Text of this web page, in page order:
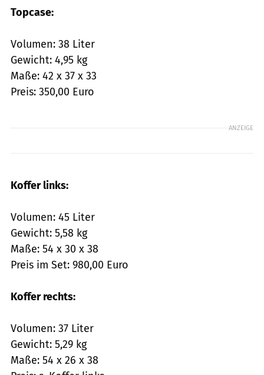
Topcase:
Volumen: 38 Liter
Gewicht: 4,95 kg
Maße: 42 x 37 x 33
Preis: 350,00 Euro
ANZEIGE
Koffer links:
Volumen: 45 Liter
Gewicht: 5,58 kg
Maße: 54 x 30 x 38
Preis im Set: 980,00 Euro
Koffer rechts:
Volumen: 37 Liter
Gewicht: 5,29 kg
Maße: 54 x 26 x 38